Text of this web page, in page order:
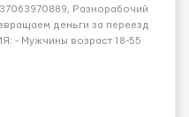
Разнорабочий
деньги за переезд
- Мужчины возраст 18-55
час днем...